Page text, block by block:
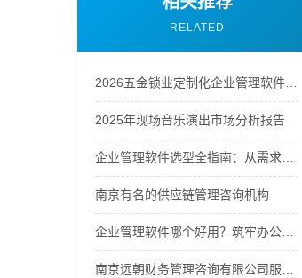
RELATED
2025年现场音乐演出市场分析报告
南京有名的供应链管理咨询机构